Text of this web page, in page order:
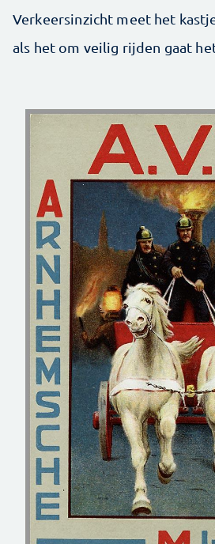
Verkeersinzicht meet het
als het om veilig rijden gaat